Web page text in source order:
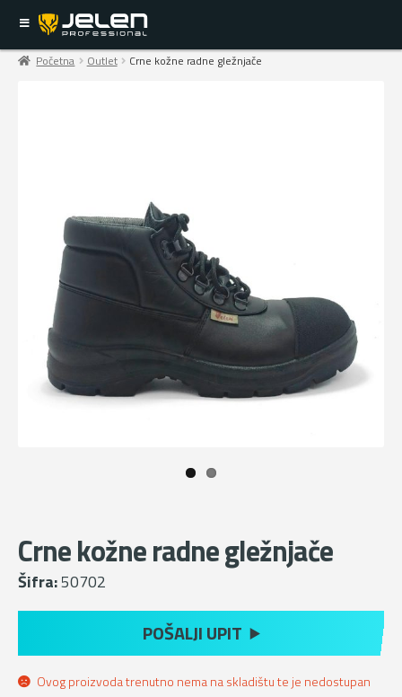
Početna Outlet Crne kožne radne gležnjače
Crne kožne radne gležnjače
Šifra:50702
POŠALJI UPIT
Ovog proizvoda trenutno nema na skladištu te je nedostupan